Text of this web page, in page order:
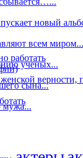
новый
всем миром...
ученых...
сына...
мужа...
работать
верности,